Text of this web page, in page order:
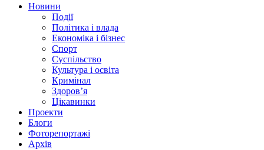
Новини
Події
Політика і влада
Економіка і бізнес
Спорт
Суспільство
Культура і освіта
Кримінал
Здоров’я
Цікавинки
Проекти
Блоги
Фоторепортажі
Архів